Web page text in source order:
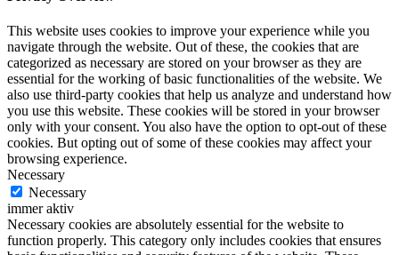
This website uses cookies to improve your experience while you
navigate through the website. Out of these, the cookies that are
categorized as necessary are stored on your browser as they are
essential for the working of basic functionalities of the website. We
also use third-party cookies that help us analyze and understand how
you use this website. These cookies will be stored in your browser
only with your consent. You also have the option to opt-out of these
cookies. But opting out of some of these cookies may affect your
browsing experience.
Necessary
Necessary
immer aktiv
Necessary cookies are absolutely essential for the website to
function properly. This category only includes cookies that ensures